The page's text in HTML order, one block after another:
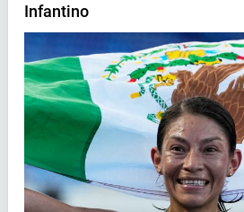
Infantino